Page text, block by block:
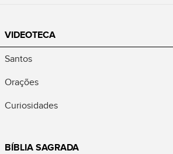
VIDEOTECA
Santos
Orações
Curiosidades
BÍBLIA SAGRADA